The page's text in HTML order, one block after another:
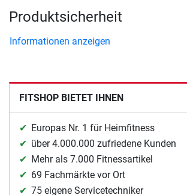
Produktsicherheit
Informationen anzeigen
FITSHOP BIETET IHNEN
Europas Nr. 1 für Heimfitness
über 4.000.000 zufriedene Kunden
Mehr als 7.000 Fitnessartikel
69 Fachmärkte vor Ort
75 eigene Servicetechniker